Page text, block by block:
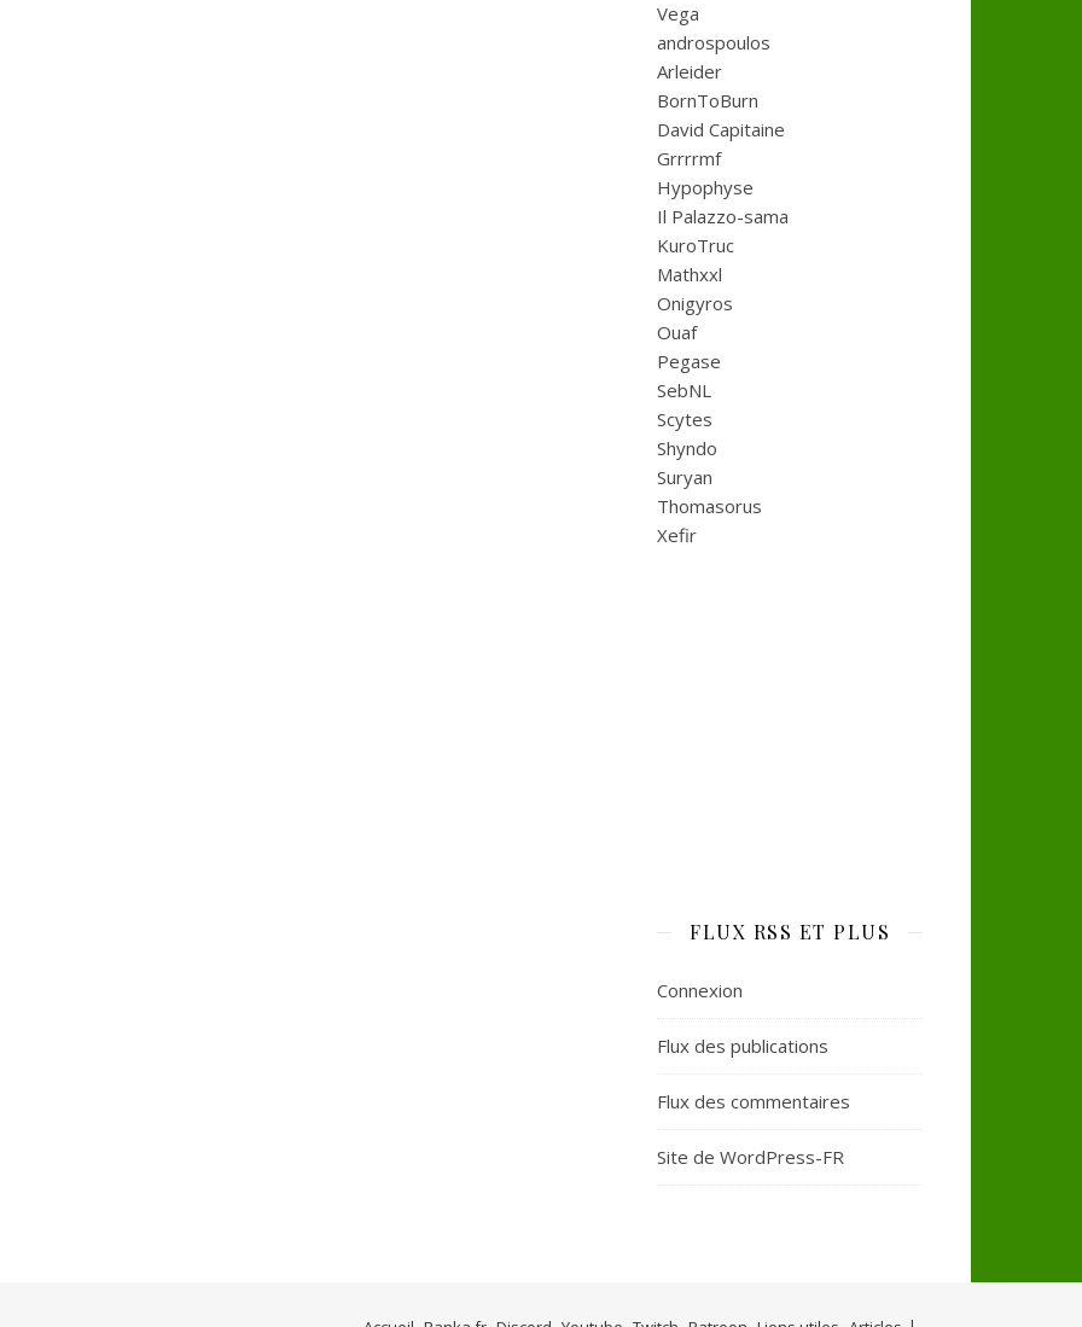
Vega
androspoulos
Arleider
BornToBurn
David Capitaine
Grrrrmf
Hypophyse
Il Palazzo-sama
KuroTruc
Mathxxl
Onigyros
Ouaf
Pegase
SebNL
Scytes
Shyndo
Suryan
Thomasorus
Xefir
FLUX RSS ET PLUS
Connexion
Flux des publications
Flux des commentaires
Site de WordPress-FR